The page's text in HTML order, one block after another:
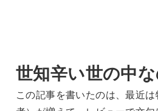
世知辛い世の中な
この記事を書いたのは、最近